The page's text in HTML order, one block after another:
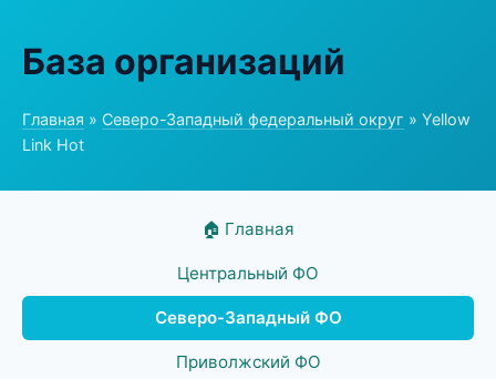
База организаций
Главная » Северо-Западный федеральный округ » Yellow
Link Hot
🏠 Главная
Центральный ФО
Северо-Западный ФО
Приволжский ФО